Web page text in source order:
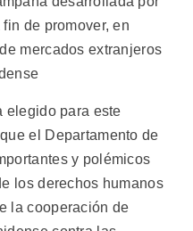
de promover, en
mercados extranjeros
elegido para este
el Departamento de
y polémicos
los derechos humanos
la cooperación de